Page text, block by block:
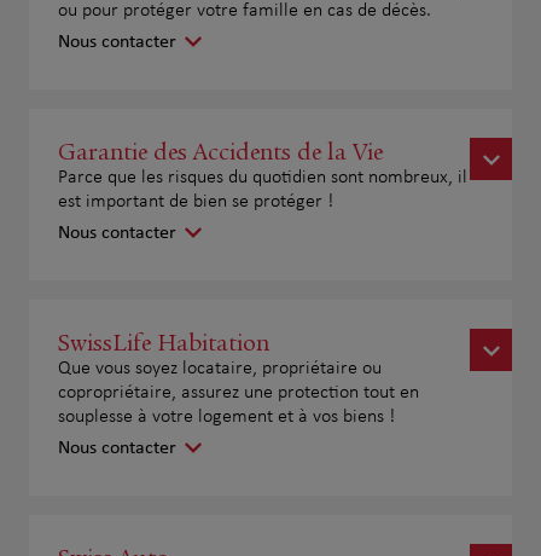
ou pour protéger votre famille en cas de décès.
Nous contacter
Garantie des Accidents de la Vie
Parce que les risques du quotidien sont nombreux, il
est important de bien se protéger !
Nous contacter
SwissLife Habitation
Que vous soyez locataire, propriétaire ou
copropriétaire, assurez une protection tout en
souplesse à votre logement et à vos biens !
Nous contacter